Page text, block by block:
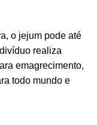
o jejum pode até
realiza
emagrecimento,
todo mundo e